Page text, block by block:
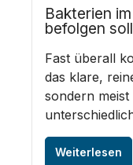
Bakterien
befolgen
Fast überall
das klare,
sondern meist
Weiterlesen